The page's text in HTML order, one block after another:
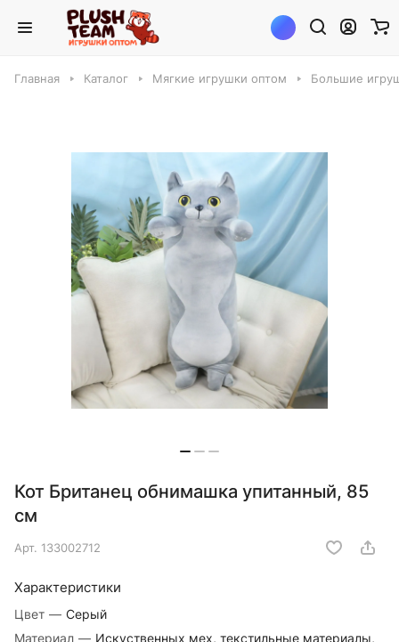
Главная Каталог Мягкие игрушки оптом Большие
Кот Британец обнимашка упитанный, 85
см
Арт. 133002712
Характеристики
Цвет — Серый
Материал — Искуственных мех, текстильные материалы,